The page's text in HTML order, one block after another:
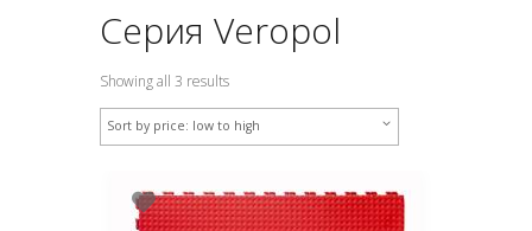
Серия Veropol
Showing all 3 results